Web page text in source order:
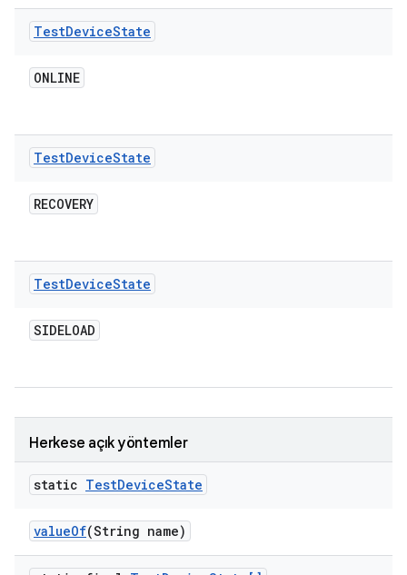
TestDeviceState
ONLINE
TestDeviceState
RECOVERY
TestDeviceState
SIDELOAD
Herkese açık yöntemler
static TestDeviceState
valueOf(String name)